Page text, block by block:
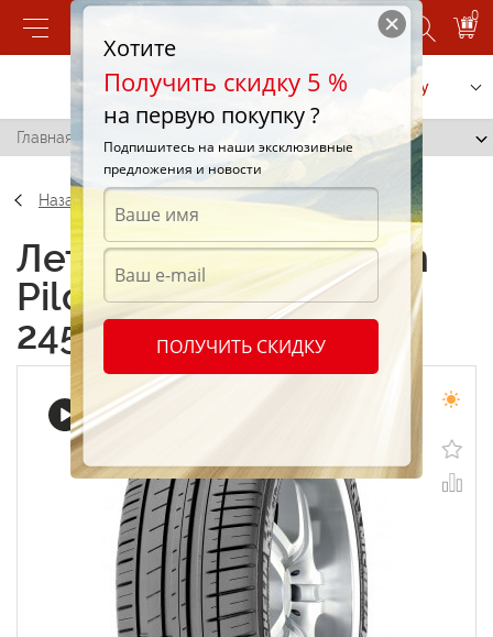
0
Позвонить Заказать услугу
Главная / Michelin Pilot Sport 3 (PS3) 245/35 R20 95Y
Назад
Летние шины Michelin
Pilot Sport 3 (PS3)
245/35 R20 95Y
Хотите
Получить скидку 5 %
на первую покупку ?
Подпишитесь на наши эксклюзивные
предложения и новости
ПОЛУЧИТЬ СКИДКУ